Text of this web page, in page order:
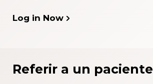
Log in Now
Referir a un paciente